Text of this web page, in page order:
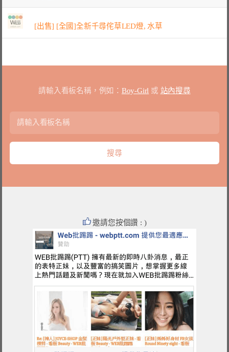
[出售] [全國]全新千尋侘草LED燈, 水草
請輸入看板名稱，例如： Boy-Girl 或 站內搜尋
邀請您按個讚 : )